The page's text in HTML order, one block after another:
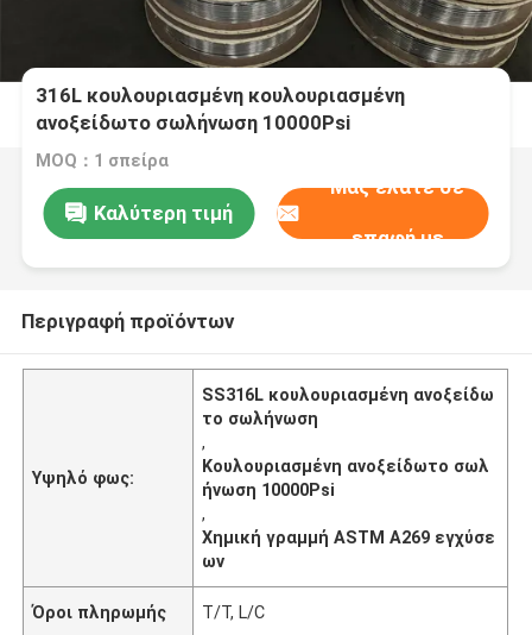
316L κουλουριασμένη κουλουριασμένη
ανοξείδωτο σωλήνωση 10000Psi
MOQ：1 σπείρα
Καλύτερη τιμή
Μας ελάτε σε
επαφή με
Περιγραφή προϊόντων
Υψηλό φως:
SS316L κουλουριασμένη ανοξείδω
το σωλήνωση
,
Κουλουριασμένη ανοξείδωτο σωλ
ήνωση 10000Psi
,
Χημική γραμμή ASTM A269 εγχύσε
ων
Όροι πληρωμής T/T, L/C